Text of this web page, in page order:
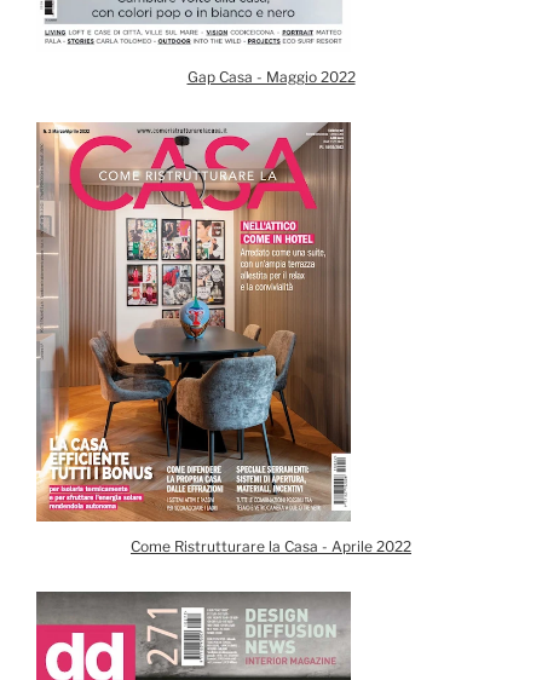
Gap Casa - Maggio 2022
Come Ristrutturare la Casa - Aprile 2022